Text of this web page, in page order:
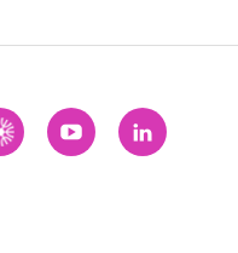
Interactie
Academie
YouTubeLinkedIn